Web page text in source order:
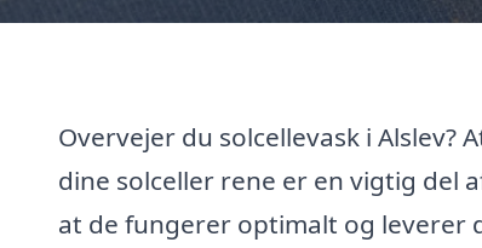
Overvejer du solcellevask i Alslev?
dine solceller rene er en vigtig del
at de fungerer optimalt og leverer